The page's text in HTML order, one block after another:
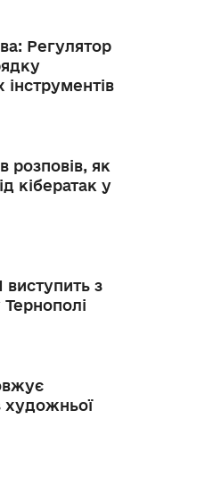
Регулятор
розповів, як
кібератак у
виступить з
художньої